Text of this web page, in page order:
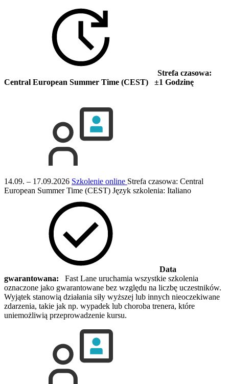
Strefa czasowa:
Central European Summer Time (CEST) ±1 Godzinę
14.09. – 17.09.2026 Szkolenie online Strefa czasowa: Central
European Summer Time (CEST) Język szkolenia: Italiano
Data
gwarantowana: Fast Lane uruchamia wszystkie szkolenia
oznaczone jako gwarantowane bez względu na liczbę uczestników.
Wyjątek stanowią działania siły wyższej lub innych nieoczekiwane
zdarzenia, takie jak np. wypadek lub choroba trenera, które
uniemożliwią przeprowadzenie kursu.